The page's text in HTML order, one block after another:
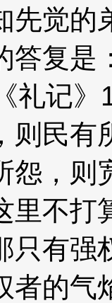
先觉的
答复是
礼记
则民有
，则
里不打
只有强
者的气